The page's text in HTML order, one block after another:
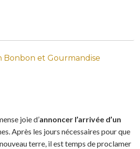
Bonbon et Gourmandise
joie d’annoncer l’arrivée d’un
Après les jours nécessaires pour que
terre, il est temps de proclamer